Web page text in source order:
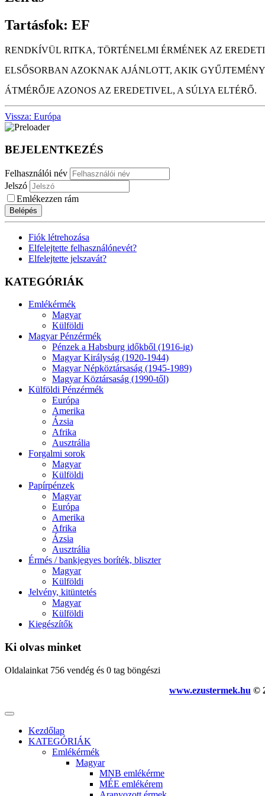
Tartásfok: EF
RENDKÍVÜL RITKA, TÖRTÉNELMI ÉRMÉNEK AZ
ELSŐSORBAN AZOKNAK AJÁNLOTT, AKIK
ÁTMÉRŐJE AZONOS AZ EREDETIVEL, A SÚLYA ELTÉRŐ.
Vissza: Európa
BEJELENTKEZÉS
Felhasználói név
Jelszó
Emlékezzen rám
Belépés
Fiók létrehozása
Elfelejtette felhasználónevét?
Elfelejtette jelszavát?
KATEGÓRIÁK
Emlékérmék
Magyar
Külföldi
Magyar Pénzérmék
Pénzek a Habsburg időkből (1916-ig)
Magyar Királyság (1920-1944)
Magyar Népköztársaság (1945-1989)
Magyar Köztársaság (1990-től)
Külföldi Pénzérmék
Európa
Amerika
Ázsia
Afrika
Ausztrália
Forgalmi sorok
Magyar
Külföldi
Papírpénzek
Magyar
Európa
Amerika
Afrika
Ázsia
Ausztrália
Érmés / bankjegyes boríték, bliszter
Magyar
Külföldi
Jelvény, kitüntetés
Magyar
Külföldi
Kiegészítők
Ki olvas minket
Oldalainkat 756 vendég és 0 tag böngészi
www.ezustermek.hu ©
Kezdőlap
KATEGÓRIÁK
Emlékérmék
Magyar
MNB emlékérme
MÉE emlékérem